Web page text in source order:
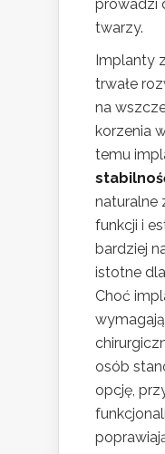
prowadzi
twarzy.
Implanty
trwałe
na
korzenia
temu
naturalne
funkcji i
bardziej
istotne
Choć
osób
opcję,